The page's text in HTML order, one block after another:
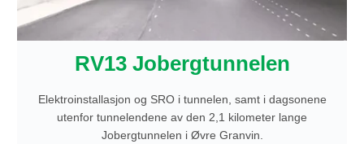
RV13 Jobergtunnelen
Elektroinstallasjon og SRO i tunnelen, samt i dagsonene
utenfor tunnelendene av den 2,1 kilometer lange
Jobergtunnelen i Øvre Granvin.